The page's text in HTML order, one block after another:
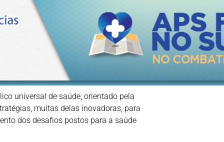
universal de saúde, orientado pela
muitas delas inovadoras, para
dos desafios postos para a saúde